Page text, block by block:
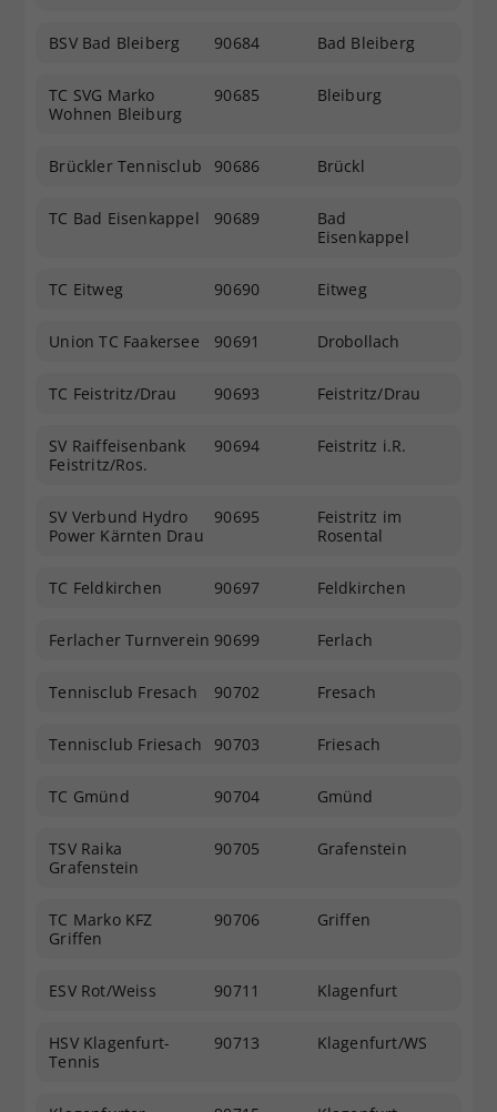
BSV Bad Bleiberg 90684 Bad Bleiberg
TC SVG Marko
Wohnen Bleiburg
90685 Bleiburg
Brückler Tennisclub 90686 Brückl
TC Bad Eisenkappel 90689
Bad
Eisenkappel
TC Eitweg 90690 Eitweg
Union TC Faakersee 90691 Drobollach
TC Feistritz/Drau 90693 Feistritz/Drau
SV Raiffeisenbank
Feistritz/Ros.
90694 Feistritz i.R.
SV Verbund Hydro
Power Kärnten Drau
90695
Feistritz im
Rosental
TC Feldkirchen 90697 Feldkirchen
Ferlacher Turnverein 90699 Ferlach
Tennisclub Fresach 90702 Fresach
Tennisclub Friesach 90703 Friesach
TC Gmünd 90704 Gmünd
TSV Raika
Grafenstein
90705 Grafenstein
TC Marko KFZ
Griffen
90706 Griffen
ESV Rot/Weiss 90711 Klagenfurt
HSV Klagenfurt-
Tennis
90713 Klagenfurt/WS
Zweck
Einstellungen. Unter anderem eine
historische Speicherung Ihrer
vorgenommen Einstellungen, falls der
hat.